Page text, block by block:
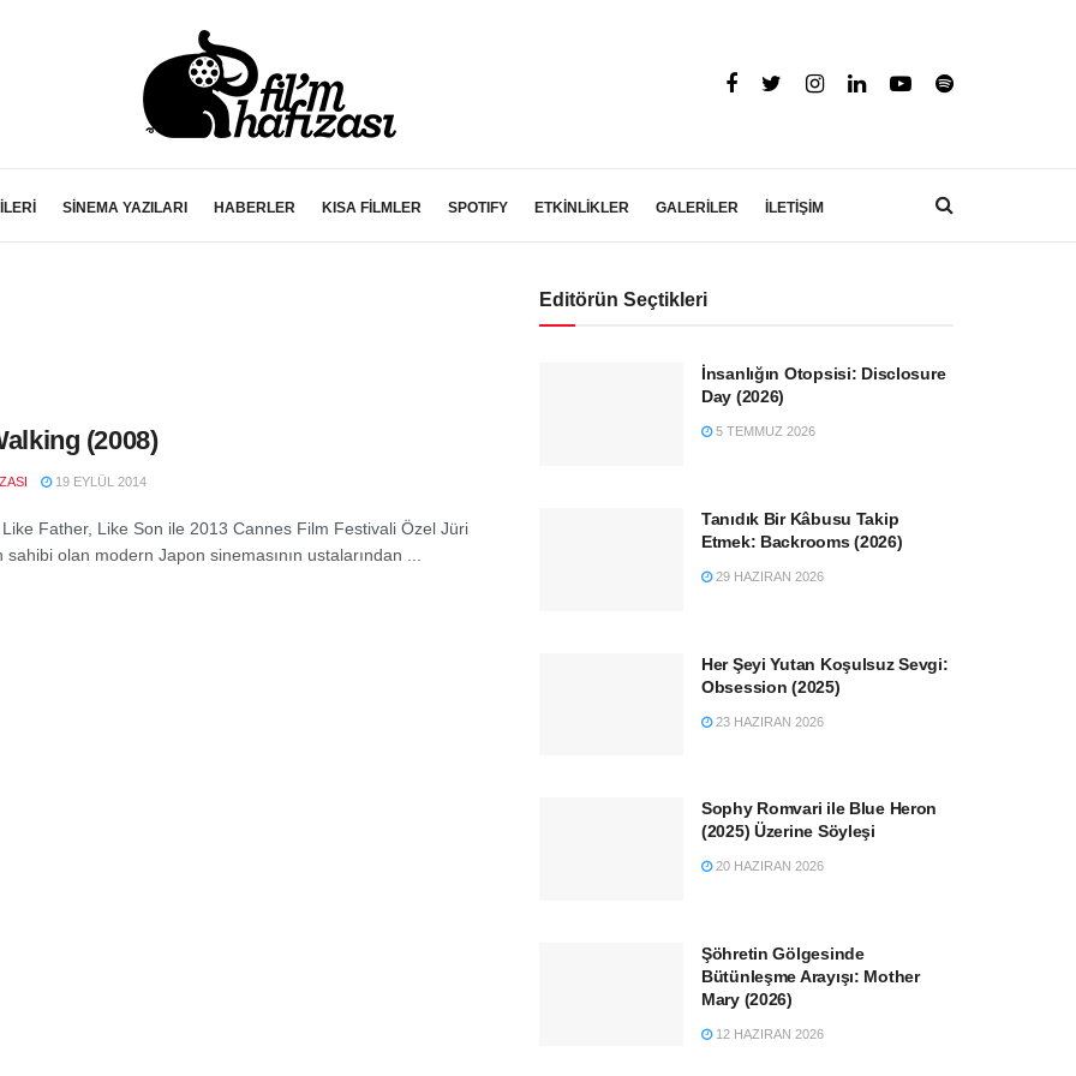
SİNEMA YAZILARI HABERLER KISA FİLMLER SPOTIFY ETKİNLİKLER GALERİLER İLETİŞİM
(2008)
19 EYLÜL 2014
Father, Like Son ile 2013 Cannes Film Festivali Özel Jüri
sahibi olan modern Japon sinemasının ustalarından ...
Editörün Seçtikleri
İnsanlığın Otopsisi: Disclosure
Day (2026)
5 TEMMUZ 2026
Tanıdık Bir Kâbusu Takip
Etmek: Backrooms (2026)
29 HAZIRAN 2026
Her Şeyi Yutan Koşulsuz Sevgi:
Obsession (2025)
23 HAZIRAN 2026
Sophy Romvari ile Blue Heron
(2025) Üzerine Söyleşi
20 HAZIRAN 2026
Şöhretin Gölgesinde
Bütünleşme Arayışı: Mother
Mary (2026)
12 HAZIRAN 2026